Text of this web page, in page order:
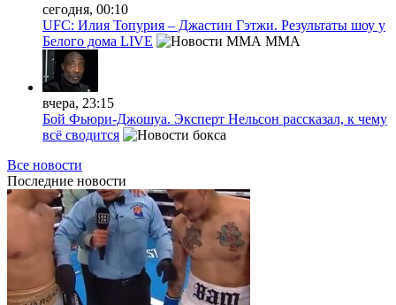
сегодня, 00:10
UFC: Илия Топурия – Джастин Гэтжи. Результаты шоу у
Белого дома LIVE
MMA
вчера, 23:15
Бой Фьюри-Джошуа. Эксперт Нельсон рассказал, к чему
всё сводится
Все новости
Последние новости